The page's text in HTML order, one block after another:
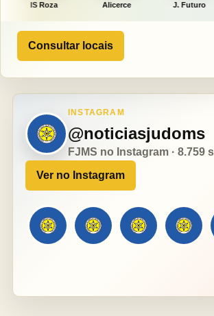
Alicerce J. Futuro AAJNG
Consultar locais
INSTAGRAM
@noticiasjudoms
FJMS no Instagram · 8.759
Ver no Instagram